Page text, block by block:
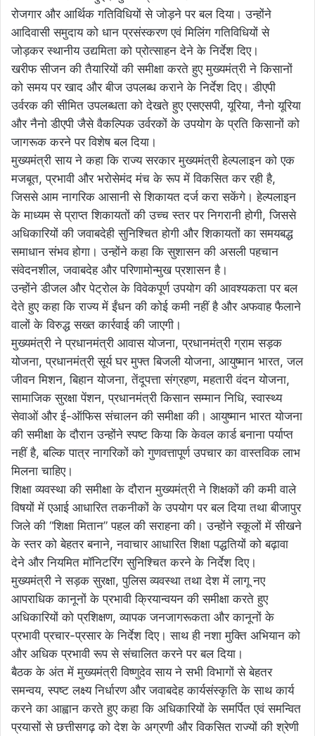
रोजगार और आर्थिक गतिविधियों से जोड़ने पर बल दिया। उन्होंने
आदिवासी समुदाय को धान प्रसंस्करण एवं मिलिंग गतिविधियों से
जोड़कर स्थानीय उद्यमिता को प्रोत्साहन देने के निर्देश दिए।
खरीफ सीजन की तैयारियों की समीक्षा करते हुए मुख्यमंत्री ने किसानों
को समय पर खाद और बीज उपलब्ध कराने के निर्देश दिए। डीएपी
उर्वरक की सीमित उपलब्धता को देखते हुए एसएसपी, यूरिया, नैनो यूरिया
और नैनो डीएपी जैसे वैकल्पिक उर्वरकों के उपयोग के प्रति किसानों को
जागरूक करने पर विशेष बल दिया।
मुख्यमंत्री साय ने कहा कि राज्य सरकार मुख्यमंत्री हेल्पलाइन को एक
मजबूत, प्रभावी और भरोसेमंद मंच के रूप में विकसित कर रही है,
जिससे आम नागरिक आसानी से शिकायत दर्ज करा सकेंगे। हेल्पलाइन
के माध्यम से प्राप्त शिकायतों की उच्च स्तर पर निगरानी होगी, जिससे
अधिकारियों की जवाबदेही सुनिश्चित होगी और शिकायतों का समयबद्ध
समाधान संभव होगा। उन्होंने कहा कि सुशासन की असली पहचान
संवेदनशील, जवाबदेह और परिणामोन्मुख प्रशासन है।
उन्होंने डीजल और पेट्रोल के विवेकपूर्ण उपयोग की आवश्यकता पर बल
देते हुए कहा कि राज्य में ईंधन की कोई कमी नहीं है और अफवाह फैलाने
वालों के विरुद्ध सख्त कार्रवाई की जाएगी।
मुख्यमंत्री ने प्रधानमंत्री आवास योजना, प्रधानमंत्री ग्राम सड़क
योजना, प्रधानमंत्री सूर्य घर मुफ्त बिजली योजना, आयुष्मान भारत, जल
जीवन मिशन, बिहान योजना, तेंदूपत्ता संग्रहण, महतारी वंदन योजना,
सामाजिक सुरक्षा पेंशन, प्रधानमंत्री किसान सम्मान निधि, स्वास्थ्य
सेवाओं और ई-ऑफिस संचालन की समीक्षा की। आयुष्मान भारत योजना
की समीक्षा के दौरान उन्होंने स्पष्ट किया कि केवल कार्ड बनाना पर्याप्त
नहीं है, बल्कि पात्र नागरिकों को गुणवत्तापूर्ण उपचार का वास्तविक लाभ
मिलना चाहिए।
शिक्षा व्यवस्था की समीक्षा के दौरान मुख्यमंत्री ने शिक्षकों की कमी वाले
विषयों में एआई आधारित तकनीकों के उपयोग पर बल दिया तथा बीजापुर
जिले की “शिक्षा मितान” पहल की सराहना की। उन्होंने स्कूलों में सीखने
के स्तर को बेहतर बनाने, नवाचार आधारित शिक्षा पद्धतियों को बढ़ावा
देने और नियमित मॉनिटरिंग सुनिश्चित करने के निर्देश दिए।
मुख्यमंत्री ने सड़क सुरक्षा, पुलिस व्यवस्था तथा देश में लागू नए
आपराधिक कानूनों के प्रभावी क्रियान्वयन की समीक्षा करते हुए
अधिकारियों को प्रशिक्षण, व्यापक जनजागरूकता और कानूनों के
प्रभावी प्रचार-प्रसार के निर्देश दिए। साथ ही नशा मुक्ति अभियान को
और अधिक प्रभावी रूप से संचालित करने पर बल दिया।
बैठक के अंत में मुख्यमंत्री विष्णुदेव साय ने सभी विभागों से बेहतर
समन्वय, स्पष्ट लक्ष्य निर्धारण और जवाबदेह कार्यसंस्कृति के साथ कार्य
करने का आह्वान करते हुए कहा कि अधिकारियों के समर्पित एवं समन्वित
प्रयासों से छत्तीसगढ़ को देश के अग्रणी और विकसित राज्यों की श्रेणी